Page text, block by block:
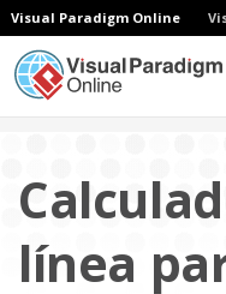
Visual Paradigm Online
línea